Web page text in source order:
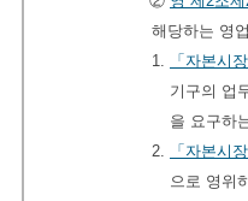
해당하는 영
1.
「자본시
기구의 업
을 요구하
2.
「자본시
으로 영위